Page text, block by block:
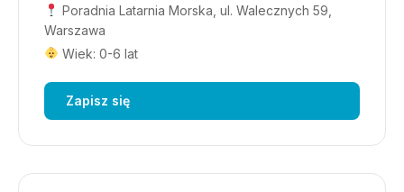
Poradnia Latarnia Morska, ul. Walecznych 59,
Warszawa
Wiek: 0-6 lat
Zapisz się